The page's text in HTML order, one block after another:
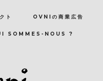
ト OVNIの商業広告
SOMMES-NOUS ?